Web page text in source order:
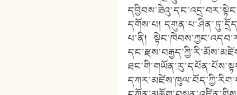
དགོས་པ།
པ་ནི།